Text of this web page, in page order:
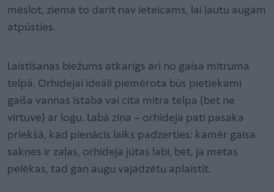
mēslot, ziemā to darīt nav ieteicams, lai ļautu augam
atpūsties.
Laistīšanas biežums atkarīgs arī no gaisa mitruma
telpā. Orhidejai ideāli piemērota būs pietiekami
gaiša vannas istaba vai cita mitra telpa (bet ne
virtuve) ar logu. Labā ziņa – orhideja pati pasaka
priekšā, kad pienācis laiks padzerties: kamēr gaisa
saknes ir zaļas, orhideja jūtas labi, bet, ja metas
pelēkas, tad gan augu vajadzētu aplaistīt.